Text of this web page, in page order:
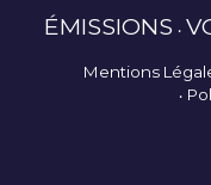
ÉMISSIONS
Mentions